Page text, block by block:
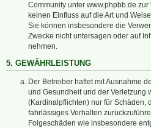
Community unter www.phpbb.de
keinen Einfluss auf die Art und
Sie können insbesondere die
Zwecke nicht untersagen oder auf
nehmen.
5. GEWÄHRLEISTUNG
Der Betreiber haftet mit Ausnahme
und Gesundheit und der Verletzung
(Kardinalpflichten) nur für Schäden,
fahrlässiges Verhalten
Folgeschäden wie insbesondere